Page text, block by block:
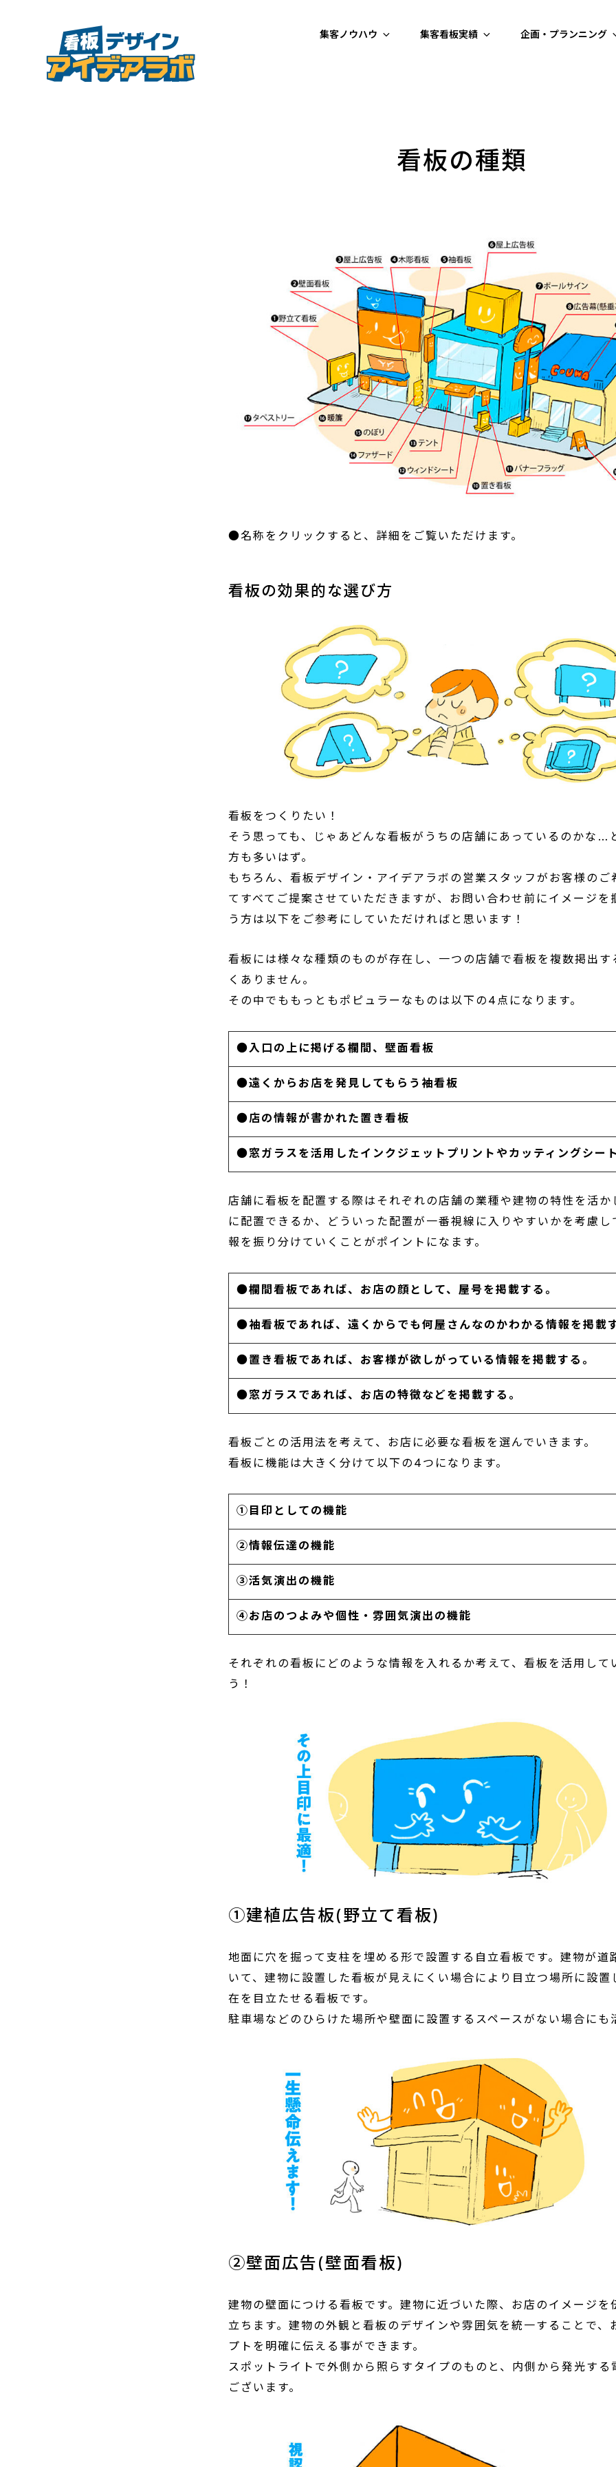
集客ノウハウ 集客看板実績 企画・プランニング
看板の種類
●名称をクリックすると、詳細をご覧いただけます。
看板の効果的な選び方
看板をつくりたい！
そう思っても、じゃあどんな看板がうちの店舗にあっているのかな…
方も多いはず。
もちろん、看板デザイン・アイデアラボの営業スタッフがお客様のご
てすべてご提案させていただきますが、お問い合わせ前にイメージを
う方は以下をご参考にしていただければと思います！
看板には様々な種類のものが存在し、一つの店舗で看板を複数掲出す
くありません。
その中でももっともポピュラーなものは以下の4点になります。
●入口の上に掲げる欄間、壁面看板
●遠くからお店を発見してもらう袖看板
●店の情報が書かれた置き看板
●窓ガラスを活用したインクジェットプリントやカッティングシー
店舗に看板を配置する際はそれぞれの店舗の業種や建物の特性を活か
に配置できるか、どういった配置が一番視線に入りやすいかを考慮
報を振り分けていくことがポイントになます。
●欄間看板であれば、お店の顔として、屋号を掲載する。
●袖看板であれば、遠くからでも何屋さんなのかわかる情報を掲載
●置き看板であれば、お客様が欲しがっている情報を掲載する。
●窓ガラスであれば、お店の特徴などを掲載する。
看板ごとの活用法を考えて、お店に必要な看板を選んでいきます。
看板に機能は大きく分けて以下の4つになります。
①目印としての機能
②情報伝達の機能
③活気演出の機能
④お店のつよみや個性・雰囲気演出の機能
それぞれの看板にどのような情報を入れるか考えて、看板を活用して
う！
①建植広告板(野立て看板)
地面に穴を掘って支柱を埋める形で設置する自立看板です。建物が道
いて、建物に設置した看板が見えにくい場合により目立つ場所に設置
在を目立たせる看板です。
駐車場などのひらけた場所や壁面に設置するスペースがない場合にも
②壁面広告(壁面看板)
建物の壁面につける看板です。建物に近づいた際、お店のイメージを
立ちます。建物の外観と看板のデザインや雰囲気を統一することで、
プトを明確に伝える事ができます。
スポットライトで外側から照らすタイプのものと、内側から発光する
ございます。